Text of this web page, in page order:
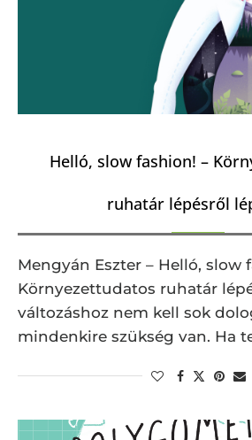
Helló, slow fashion! –
ruhatár lépésről
Mengyán Eszter – Helló, slow
Környezettudatos ruhatár
változáshoz nem kell sok
mindenkire szükség van. Ha